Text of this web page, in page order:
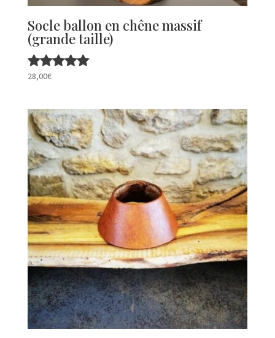
Socle ballon en chêne massif
(grande taille)
Note
28,00€